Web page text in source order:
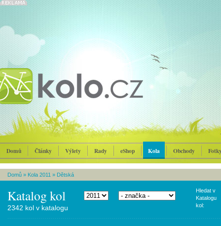
Domů Články Výlety Rady eShop Kola Obchody
Domů » Kola 2011 » Dětská
Katalog kol
Hledat v
Katalogu
kol:
2342 kol v katalogu